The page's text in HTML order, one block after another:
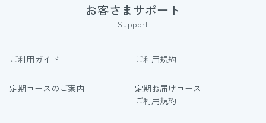
お客さまサポート
Support
ご利用ガイド ご利用規約
定期コースのご案内
定期お届けコース
ご利用規約